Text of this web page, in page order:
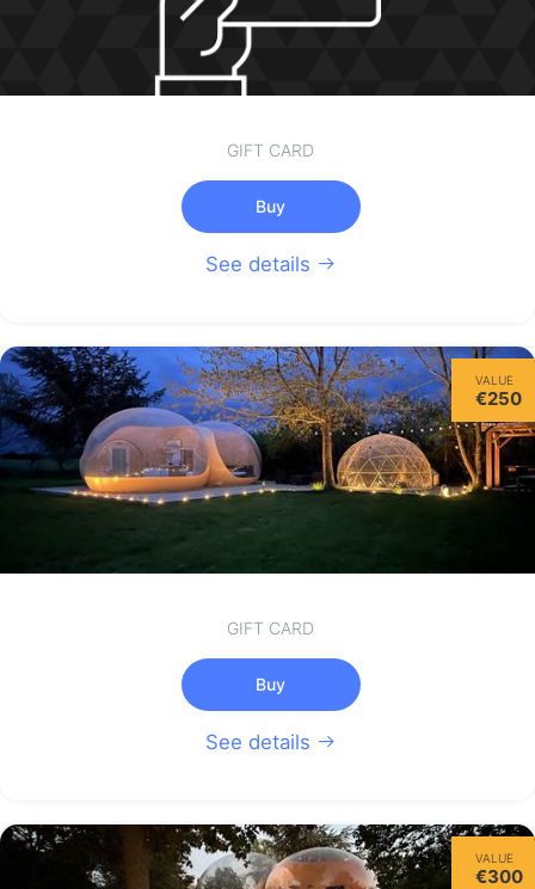
GIFT CARD
Buy
See details
VALUE
€250
GIFT CARD
Buy
See details
VALUE
€300